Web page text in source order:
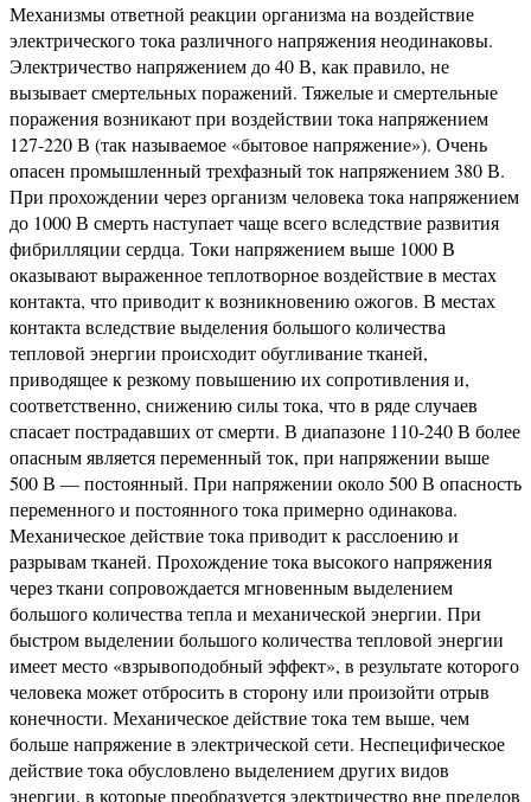
Механизмы ответной реакции организма на воздействие
электрического тока различного напряжения неодинаковы.
Электричество напряжением до 40 В, как правило, не
вызывает смертельных поражений. Тяжелые и смертельные
поражения возникают при воздействии тока напряжением
127-220 В (так называемое «бытовое напряжение»). Очень
опасен промышленный трехфазный ток напряжением 380 В.
При прохождении через организм человека тока напряжением
до 1000 В смерть наступает чаще всего вследствие развития
фибрилляции сердца. Токи напряжением выше 1000 В
оказывают выраженное теплотворное воздействие в местах
контакта, что приводит к возникновению ожогов. В местах
контакта вследствие выделения большого количества
тепловой энергии происходит обугливание тканей,
приводящее к резкому повышению их сопротивления и,
соответственно, снижению силы тока, что в ряде случаев
спасает пострадавших от смерти. В диапазоне 110-240 В более
опасным является переменный ток, при напряжении выше
500 В — постоянный. При напряжении около 500 В опасность
переменного и постоянного тока примерно одинакова.
Механическое действие тока приводит к расслоению и
разрывам тканей. Прохождение тока высокого напряжения
через ткани сопровождается мгновенным выделением
большого количества тепла и механической энергии. При
быстром выделении большого количества тепловой энергии
имеет место «взрывоподобный эффект», в результате которого
человека может отбросить в сторону или произойти отрыв
конечности. Механическое действие тока тем выше, чем
больше напряжение в электрической сети. Неспецифическое
действие тока обусловлено выделением других видов
энергии, в которые преобразуется электричество вне пределов